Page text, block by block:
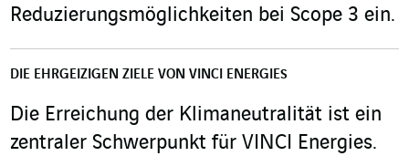
Reduzierungsmöglichkeiten bei Scope 3 ein.
DIE EHRGEIZIGEN ZIELE VON VINCI ENERGIES
Die Erreichung der Klimaneutralität ist ein
zentraler Schwerpunkt für VINCI Energies.